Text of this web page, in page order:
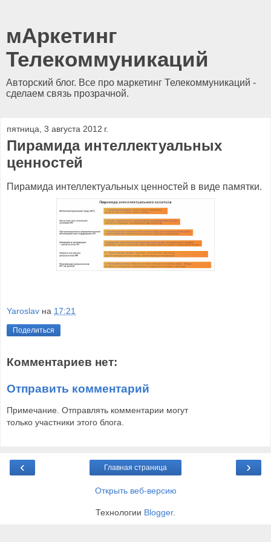
мАркетинг
Телекоммуникаций
Авторский блог. Все про маркетинг Телекоммуникаций -
сделаем связь прозрачной.
пятница, 3 августа 2012 г.
Пирамида интеллектуальных
ценностей
Пирамида интеллектуальных ценностей в виде памятки.
Yaroslav на 17:21
Поделиться
Комментариев нет:
Отправить комментарий
Примечание. Отправлять комментарии могут
только участники этого блога.
‹ ›
Главная страница
Открыть веб-версию
Технологии Blogger.